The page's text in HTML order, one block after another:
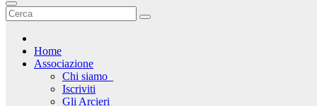
Home
Associazione
Chi siamo_
Iscriviti
Gli Arcieri